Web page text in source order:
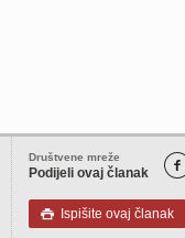
Društvene mreže
Podijeli ovaj članak 
 Ispišite ovaj članak